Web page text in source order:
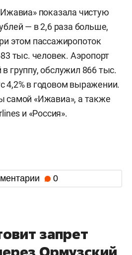
показала чистую
— в 2,6 раза больше,
этом пассажиропоток
тыс. человек. Аэропорт
группу, обслужил 866 тыс.
4,2% в годовом выражении.
самой «Ижавиа», а также
и «Россия».
0
запрет